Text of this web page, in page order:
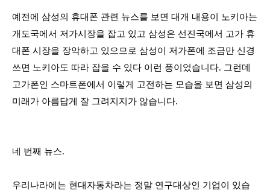
예전에 삼성의 휴대폰 관련 뉴스를 보면 대개 내용이 노키아는
개도국에서 저가시장을 잡고 있고 삼성은 선진국에서 고가 휴
대폰 시장을 장악하고 있으므로 삼성이 저가폰에 조금만 신경
쓰면 노키아도 따라 잡을 수 있다 이런 풍이었습니다. 그런데
고가폰인 스마트폰에서 이렇게 고전하는 모습을 보면 삼성의
미래가 아름답게 잘 그려지지가 않습니다.
네 번째 뉴스.
우리나라에는 현대자동차라는 정말 연구대상인 기업이 있습